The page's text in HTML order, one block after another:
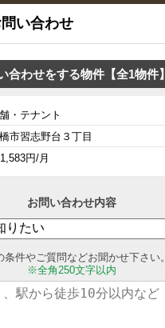
い合わせ
合わせをする物件【全1物件】
・テナント
市習志野台３丁目
円/月
お問い合わせ内容
条件やご質問などお聞かせ下さい。
※全角250文字以内